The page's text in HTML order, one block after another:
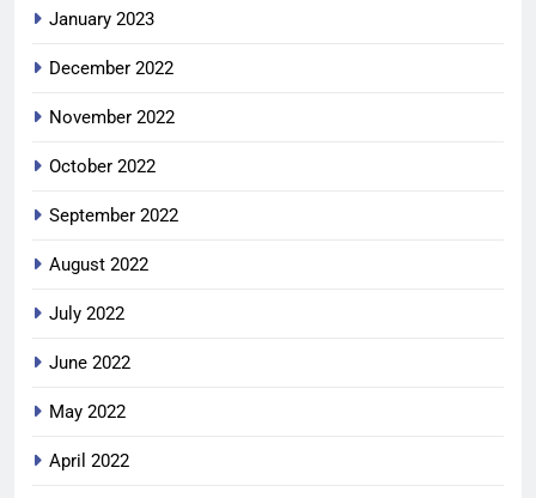
January 2023
December 2022
November 2022
October 2022
September 2022
August 2022
July 2022
June 2022
May 2022
April 2022